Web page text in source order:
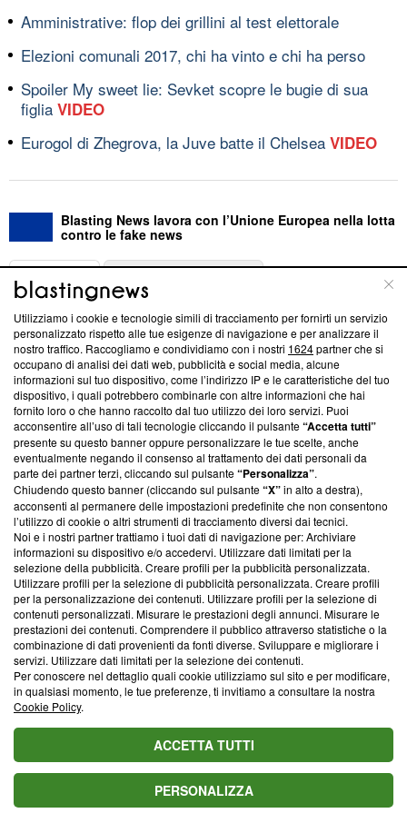
Amministrative: flop dei grillini al test elettorale
Elezioni comunali 2017, chi ha vinto e chi ha perso
Spoiler My sweet lie: Sevket scopre le bugie di sua
figlia VIDEO
Eurogol di Zhegrova, la Juve batte il Chelsea VIDEO
Blasting News lavora con l’Unione Europea nella lotta
contro le fake news
ABOUT
Questa sezione offre informazioni trasparenti su Blasting
News, sui nostri processi editoriali e su come ci impegniamo a
creare news di qualità. Inoltre, afferma la nostra aderenza a
‘Trust Project - News with Integrity’Blasting News non è
ancora membro del programma, ma ha richiesto di farne
parte; Trust Project non ha ancora effettuato una verifica di
conformità agli standard.
Su di noi
Team editoriale
Corporate
Redazione
Informativa Privacy
Cookie Policy
Blasting SA, IDI CHE-247.845.224, Via Carlo Frasca, 3 - 6900
Lugano (Svizzera) Tel:+39 0690258937
© 2026 Blasting News
Utilizziamo i cookie e tecnologie simili di tracciamento per fornirti un servizio
personalizzato rispetto alle tue esigenze di navigazione e per analizzare il
nostro traffico. Raccogliamo e condividiamo con i nostri 1624partner che si
occupano di analisi dei dati web, pubblicità e social media, alcune
informazioni sul tuo dispositivo, come l’indirizzo IP e le caratteristiche del tuo
dispositivo, i quali potrebbero combinarle con altre informazioni che hai
fornito loro o che hanno raccolto dal tuo utilizzo dei loro servizi. Puoi
acconsentire all’uso di tali tecnologie cliccando il pulsante“Accetta tutti”
presente su questo banner oppure personalizzare le tue scelte, anche
eventualmente negando il consenso al trattamento dei dati personali da
parte dei partner terzi, cliccando sul pulsante“Personalizza”.
Chiudendo questo banner (cliccando sul pulsante“X”in alto a destra),
acconsenti al permanere delle impostazioni predefinite che non consentono
l’utilizzo di cookie o altri strumenti di tracciamento diversi dai tecnici.
Noi e i nostri partner trattiamo i tuoi dati di navigazione per: Archiviare
informazioni su dispositivo e/o accedervi. Utilizzare dati limitati per la
selezione della pubblicità. Creare profili per la pubblicità personalizzata.
Utilizzare profili per la selezione di pubblicità personalizzata. Creare profili
per la personalizzazione dei contenuti. Utilizzare profili per la selezione di
contenuti personalizzati. Misurare le prestazioni degli annunci. Misurare le
prestazioni dei contenuti. Comprendere il pubblico attraverso statistiche o la
combinazione di dati provenienti da fonti diverse. Sviluppare e migliorare i
servizi. Utilizzare dati limitati per la selezione dei contenuti.
Per conoscere nel dettaglio quali cookie utilizziamo sul sito e per modificare,
in qualsiasi momento, le tue preferenze, ti invitiamo a consultare la nostra
Cookie Policy.
ACCETTA TUTTI
PERSONALIZZA